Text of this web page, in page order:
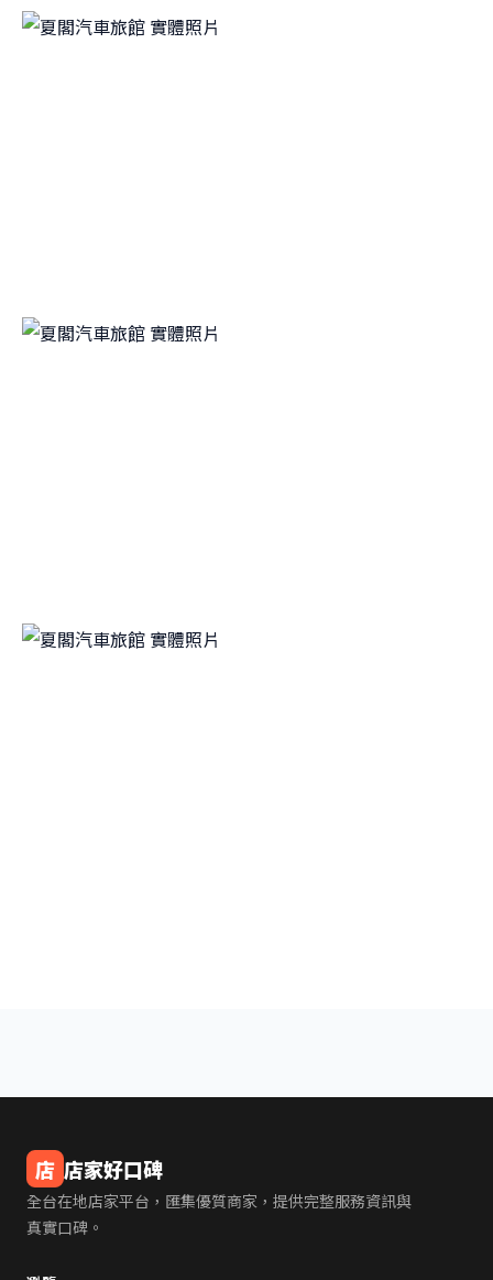
店 店家好口碑
全台在地店家平台，匯集優質商家，提供完整服務資訊與
真實口碑。